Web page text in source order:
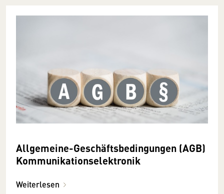
Allgemeine-Geschäftsbedingungen (AGB)
Kommunikationselektronik
Weiterlesen